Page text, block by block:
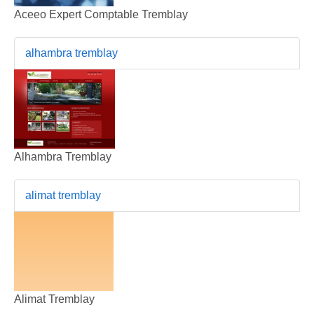
Aceeo Expert Comptable Tremblay
alhambra tremblay
Alhambra Tremblay
alimat tremblay
Alimat Tremblay